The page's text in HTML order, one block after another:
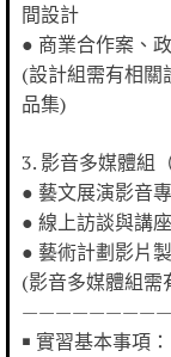
間設計
● 商業合作案、
(設計組需有相
品集)
3. 影音多媒體組（
● 藝文展演影音
● 線上訪談與講座
● 藝術計劃影片
(影音多媒體組需
￭ 實習基本事項：